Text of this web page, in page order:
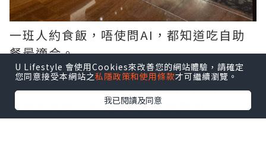
一班人約食飯，唔使問AI，都知道吃自助
餐最適合。
揀六國酒店，因為佢緊既主題，龍蝦、花
膠及片皮鵝，大家都覺得相當吸引。
U Lifestyle 會使用Cookies來改善您的網站體驗，請確定
您同意接受本網站之私隱政策和使用條款才可繼續瀏覽。
我已閱讀及同意